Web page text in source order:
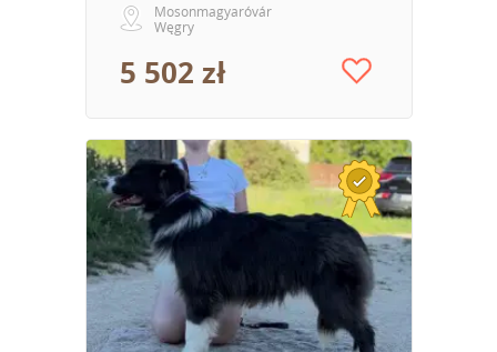
Mosonmagyaróvár
Węgry
5 502 zł